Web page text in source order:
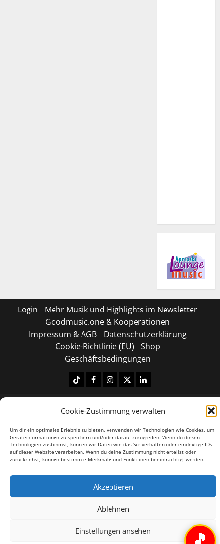
Cookie-Zustimmung verwalten
Um dir ein optimales Erlebnis zu bieten, verwenden wir Technologien wie Cookies, um
Geräteinformationen zu speichern und/oder darauf zuzugreifen. Wenn du diesen
Technologien zustimmst, können wir Daten wie das Surfverhalten oder eindeutige IDs
auf dieser Website verarbeiten. Wenn du deine Zustimmung nicht erteilst oder
zurückziehst, können bestimmte Merkmale und Funktionen beeinträchtigt werden.
Akzeptieren
Ablehnen
Einstellungen ansehen
Login
Mehr Musik und Highlights im Newsletter
Goodmusic.one & Kooperationen
Impressum & AGB
Datenschutzerklärung
Cookie-Richtlinie (EU)
Shop
Geschäftsbedingungen
TiktokFacebook
Instagram
X LinkedIN
Copyright © 2026 All rights reserved. |
by
AF themes.
🎵